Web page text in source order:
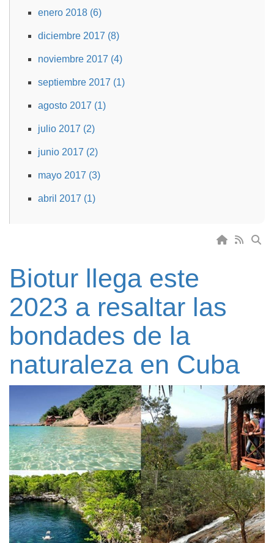
enero 2018 (6)
diciembre 2017 (8)
noviembre 2017 (4)
septiembre 2017 (1)
agosto 2017 (1)
julio 2017 (2)
junio 2017 (2)
mayo 2017 (3)
abril 2017 (1)
Biotur llega este
2023 a resaltar las
bondades de la
naturaleza en Cuba